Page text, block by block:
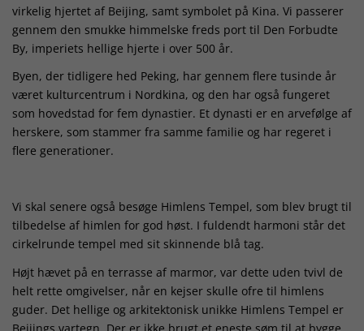
virkelig hjertet af Beijing, samt symbolet på Kina. Vi passerer
gennem den smukke himmelske freds port til Den Forbudte
By, imperiets hellige hjerte i over 500 år.
Byen, der tidligere hed Peking, har gennem flere tusinde år
været kulturcentrum i Nordkina, og den har også fungeret
som hovedstad for fem dynastier. Et dynasti er en arvefølge af
herskere, som stammer fra samme familie og har regeret i
flere generationer.
Vi skal senere også besøge Himlens Tempel, som blev brugt til
tilbedelse af himlen for god høst. I fuldendt harmoni står det
cirkelrunde tempel med sit skinnende blå tag.
Højt hævet på en terrasse af marmor, var dette uden tvivl de
helt rette omgivelser, når en kejser skulle ofre til himlens
guder. Det hellige og arkitektonisk unikke Himlens Tempel er